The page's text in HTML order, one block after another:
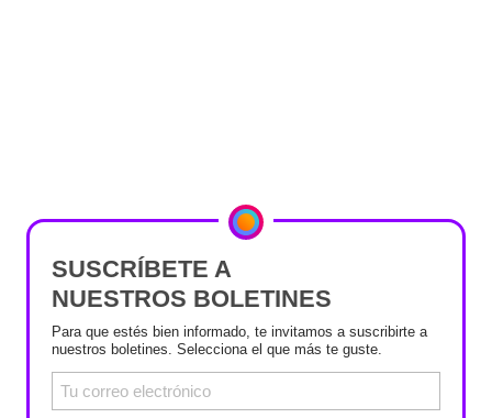
SUSCRÍBETE A
NUESTROS BOLETINES
Para que estés bien informado, te invitamos a suscribirte a
nuestros boletines. Selecciona el que más te guste.